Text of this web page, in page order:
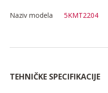
Naziv modela 5KMT2204
TEHNIČKE SPECIFIKACIJE